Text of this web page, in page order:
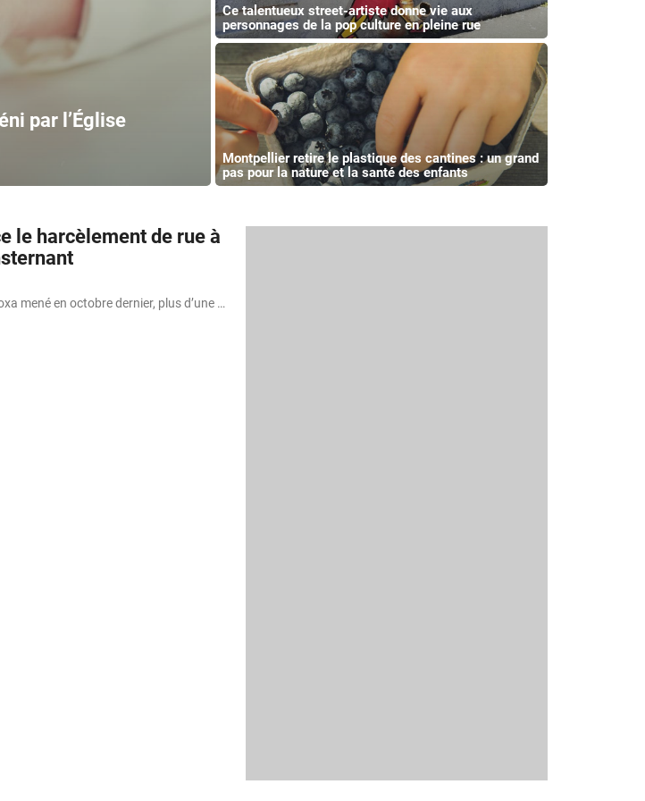
par l’Église
Ce talentueux street-artiste donne vie aux
personnages de la pop culture en pleine rue
Montpellier retire le plastique des cantines : un grand
pas pour la nature et la santé des enfants
le harcèlement de rue à
mené en octobre dernier, plus d’une …